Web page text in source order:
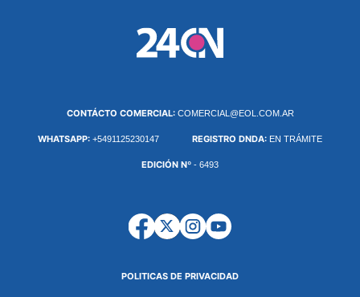
CONTÁCTO COMERCIAL: COMERCIAL@EOL.COM.AR
WHATSAPP: +5491125230147 REGISTRO DNDA: EN TRÁMITE
EDICIÓN Nº - 6493
POLITICAS DE PRIVACIDAD